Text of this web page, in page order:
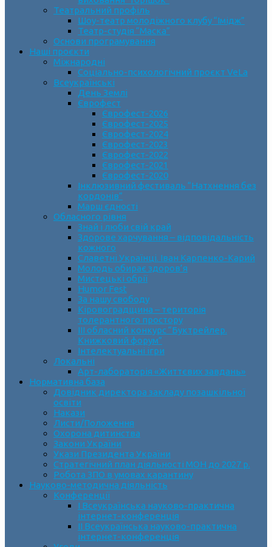
Театральний профіль
Шоу-театр молодіжного клубу “Імідж”
Театр-студія “Маска”
Основи програмування
Наші проєкти
Міжнародні
Соціально-психологічний проєкт VeLa
Всеукраїнські
День Землі
Єврофест
Єврофест-2026
Єврофест-2025
Єврофест-2024
Єврофест-2023
Єврофест-2022
Єврофест-2021
Єврофест-2020
Інклюзивний фестиваль “Натхнення без
кордонів”
Марш єдності
Обласного рівня
Знай і люби свій край
Здорове харчування – відповідальність
кожного
Славетні Українці. Іван Карпенко-Карий
Молодь обирає здоров’я
Мистецькі обрії
Humor Fest
За нашу свободу
Кіровоградщина – територія
толерантного простору
ІII обласний конкурс “Буктрейлер.
Книжковий форум”
Інтелектуальні ігри
Локальні
Арт-лабораторія «Життєвих завдань»
Нормативна база
Довідник директора закладу позашкільної
освіти
Накази
Листи/Положення
Охорона дитинства
Закони України
Укази Президента України
Стратегічний план діяльності МОН до 2027 р.
Робота ЗПО в умовах карантину
Науково-методична діяльність
Конференції
І Всеукраїнська науково-практична
інтернет-конференція
ІІ Всеукраїнська науково-практична
інтернет-конференція